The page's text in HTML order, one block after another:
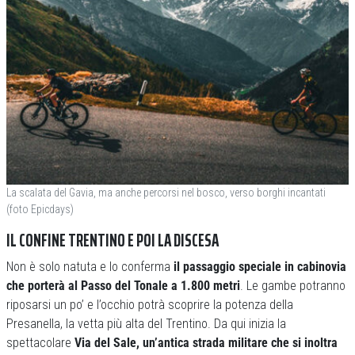
La scalata del Gavia, ma anche percorsi nel bosco, verso borghi incantati
(foto Epicdays)
IL CONFINE TRENTINO E POI LA DISCESA
Non è solo natuta e lo conferma il passaggio speciale in cabinovia
che porterà al Passo del Tonale a 1.800 metri. Le gambe potranno
riposarsi un po’ e l’occhio potrà scoprire la potenza della
Presanella, la vetta più alta del Trentino. Da qui inizia la
spettacolare Via del Sale, un’antica strada militare che si inoltra